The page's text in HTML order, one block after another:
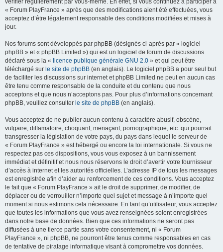
vérifier régulièrement par vous-même. En effet, si vous continuez à participer à
« Forum PlayFrance » après que des modifications aient été effectuées, vous
acceptez d’être légalement responsable des conditions modifiées et mises à
jour.
Nos forums sont développés par phpBB (désignés ci-après par « logiciel
phpBB » et « phpBB Limited ») qui est un logiciel de forum de discussions
déclaré sous la « licence publique générale GNU 2.0 » et qui peut être
téléchargé sur le site de phpBB (en anglais). Le logiciel phpBB a pour seul but
de faciliter les discussions sur internet et phpBB Limited ne peut en aucun cas
être tenu comme responsable de la conduite et du contenu que nous
acceptons et que nous n’acceptons pas. Pour plus d’informations concernant
phpBB, veuillez consulter le site de phpBB (en anglais).
Vous acceptez de ne publier aucun contenu à caractère abusif, obscène,
vulgaire, diffamatoire, choquant, menaçant, pornographique, etc. qui pourrait
transgresser la législation de votre pays, du pays dans lequel le serveur de
« Forum PlayFrance » est hébergé ou encore la loi internationale. Si vous ne
respectez pas ces dispositions, vous vous exposez à un bannissement
immédiat et définitif et nous nous réservons le droit d’avertir votre fournisseur
d’accès à internet et les autorités officielles. L’adresse IP de tous les messages
est enregistrée afin d’aider au renforcement de ces conditions. Vous acceptez
le fait que « Forum PlayFrance » ait le droit de supprimer, de modifier, de
déplacer ou de verrouiller n’importe quel sujet et message à n’importe quel
moment si nous estimons cela nécessaire. En tant qu’utilisateur, vous acceptez
que toutes les informations que vous avez renseignées soient enregistrées
dans notre base de données. Bien que ces informations ne seront pas
diffusées à une tierce partie sans votre consentement, ni « Forum
PlayFrance », ni phpBB, ne pourront être tenus comme responsables en cas
de tentative de piratage informatique visant à compromettre vos données.